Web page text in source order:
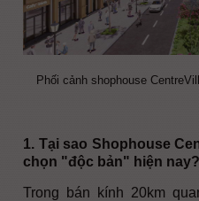
Phối cảnh shophouse
1. Tại sao Shophouse
chọn "độc bản" hiện nay?
Trong bán kính 20km